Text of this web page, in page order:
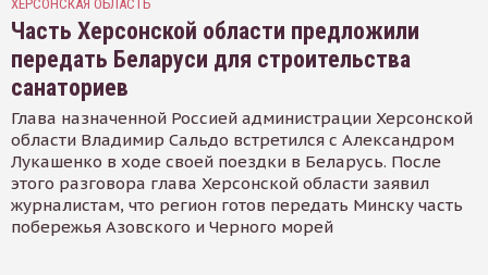
ХЕРСОНСКАЯ ОБЛАСТЬ
Часть Херсонской области предложили
передать Беларуси для строительства
санаториев
Глава назначенной Россией администрации Херсонской
области Владимир Сальдо встретился с Александром
Лукашенко в ходе своей поездки в Беларусь. После
этого разговора глава Херсонской области заявил
журналистам, что регион готов передать Минску часть
побережья Азовского и Черного морей